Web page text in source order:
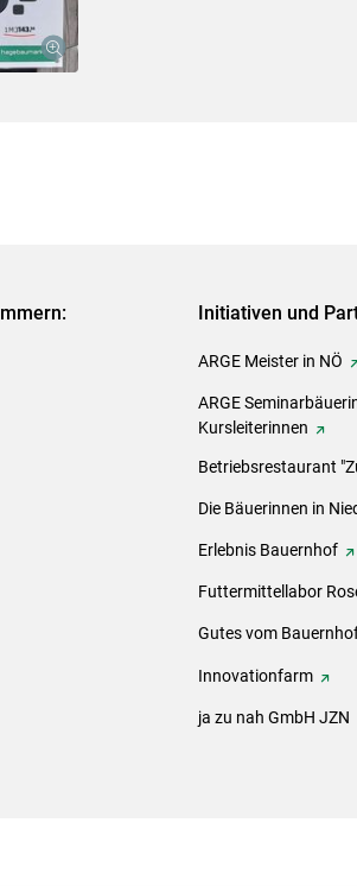
Initiativen und
ARGE Meister in NÖ
ARGE
Kursleiterinnen
Betriebsrestaurant
Die Bäuerinnen in
Erlebnis Bauernhof
Futtermittellabor
Gutes vom
Innovationfarm
ja zu nah GmbH JZN